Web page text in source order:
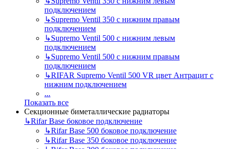
подключением
↳Supremo Ventil 350 с нижним правым
подключением
↳Supremo Ventil 500 с нижним левым
подключением
↳Supremo Ventil 500 с нижним правым
подключением
↳RIFAR Supremo Ventil 500 VR цвет Антрацит с
нижним подключением
...
Показать все
Секционные биметаллические радиаторы
↳Rifar Base боковое подключение
↳Rifar Base 500 боковое подключение
↳Rifar Base 350 боковое подключение